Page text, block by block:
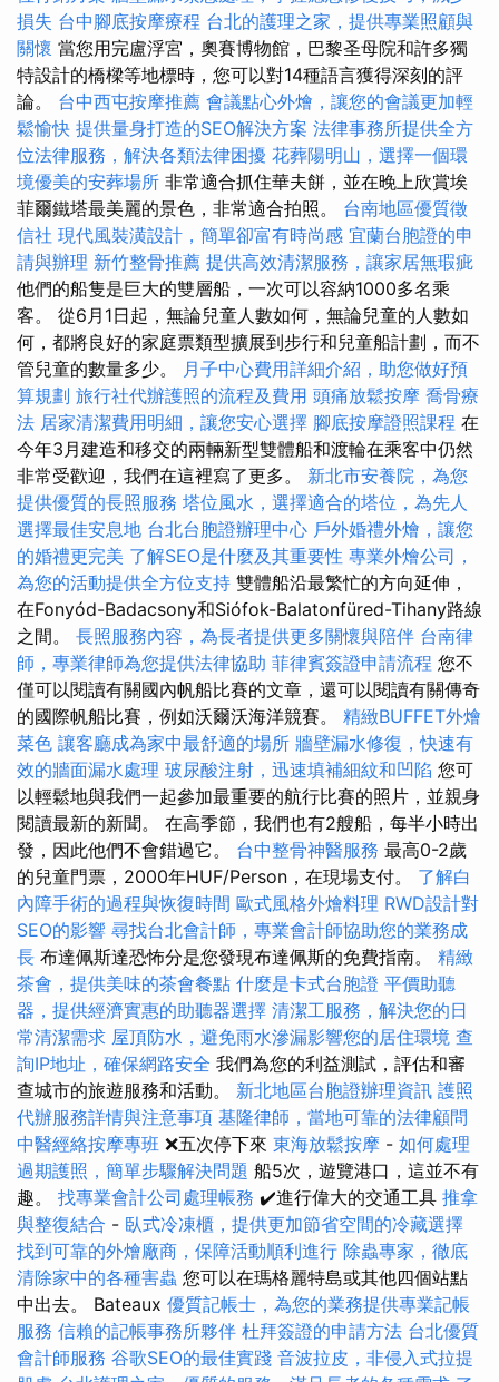
損失 台中腳底按摩療程 台北的護理之家，提供專業照顧與
關懷 當您用完盧浮宮，奧賽博物館，巴黎圣母院和許多獨
特設計的橋樑等地標時，您可以對14種語言獲得深刻的評
論。 台中西屯按摩推薦 會議點心外燴，讓您的會議更加輕
鬆愉快 提供量身打造的SEO解決方案 法律事務所提供全方
位法律服務，解決各類法律困擾 花葬陽明山，選擇一個環
境優美的安葬場所 非常適合抓住華夫餅，並在晚上欣賞埃
菲爾鐵塔最美麗的景色，非常適合拍照。 台南地區優質徵
信社 現代風裝潢設計，簡單卻富有時尚感 宜蘭台胞證的申
請與辦理 新竹整骨推薦 提供高效清潔服務，讓家居無瑕疵
他們的船隻是巨大的雙層船，一次可以容納1000多名乘
客。 從6月1日起，無論兒童人數如何，無論兒童的人數如
何，都將良好的家庭票類型擴展到步行和兒童船計劃，而不
管兒童的數量多少。 月子中心費用詳細介紹，助您做好預
算規劃 旅行社代辦護照的流程及費用 頭痛放鬆按摩 喬骨療
法 居家清潔費用明細，讓您安心選擇 腳底按摩證照課程 在
今年3月建造和移交的兩輛新型雙體船和渡輪在乘客中仍然
非常受歡迎，我們在這裡寫了更多。 新北市安養院，為您
提供優質的長照服務 塔位風水，選擇適合的塔位，為先人
選擇最佳安息地 台北台胞證辦理中心 戶外婚禮外燴，讓您
的婚禮更完美 了解SEO是什麼及其重要性 專業外燴公司，
為您的活動提供全方位支持 雙體船沿最繁忙的方向延伸，
在Fonyód-Badacsony和Siófok-Balatonfüred-Tihany路線
之間。 長照服務內容，為長者提供更多關懷與陪伴 台南律
師，專業律師為您提供法律協助 菲律賓簽證申請流程 您不
僅可以閱讀有關國內帆船比賽的文章，還可以閱讀有關傳奇
的國際帆船比賽，例如沃爾沃海洋競賽。 精緻BUFFET外燴
菜色 讓客廳成為家中最舒適的場所 牆壁漏水修復，快速有
效的牆面漏水處理 玻尿酸注射，迅速填補細紋和凹陷 您可
以輕鬆地與我們一起參加最重要的航行比賽的照片，並親身
閱讀最新的新聞。 在高季節，我們也有2艘船，每半小時出
發，因此他們不會錯過它。 台中整骨神醫服務 最高0-2歲
的兒童門票，2000年HUF/Person，在現場支付。 了解白
內障手術的過程與恢復時間 歐式風格外燴料理 RWD設計對
SEO的影響 尋找台北會計師，專業會計師協助您的業務成
長 布達佩斯達恐怖分是您發現布達佩斯的免費指南。 精緻
茶會，提供美味的茶會餐點 什麼是卡式台胞證 平價助聽
器，提供經濟實惠的助聽器選擇 清潔工服務，解決您的日
常清潔需求 屋頂防水，避免雨水滲漏影響您的居住環境 查
詢IP地址，確保網路安全 我們為您的利益測試，評估和審
查城市的旅遊服務和活動。 新北地區台胞證辦理資訊 護照
代辦服務詳情與注意事項 基隆律師，當地可靠的法律顧問
中醫經絡按摩專班 ❌五次停下來 東海放鬆按摩 - 如何處理
過期護照，簡單步驟解決問題 船5次，遊覽港口，這並不有
趣。 找專業會計公司處理帳務 ✔️進行偉大的交通工具 推拿
與整復結合 - 臥式冷凍櫃，提供更加節省空間的冷藏選擇
找到可靠的外燴廠商，保障活動順利進行 除蟲專家，徹底
清除家中的各種害蟲 您可以在瑪格麗特島或其他四個站點
中出去。 Bateaux 優質記帳士，為您的業務提供專業記帳
服務 信賴的記帳事務所夥伴 杜拜簽證的申請方法 台北優質
會計師服務 谷歌SEO的最佳實踐 音波拉皮，非侵入式拉提